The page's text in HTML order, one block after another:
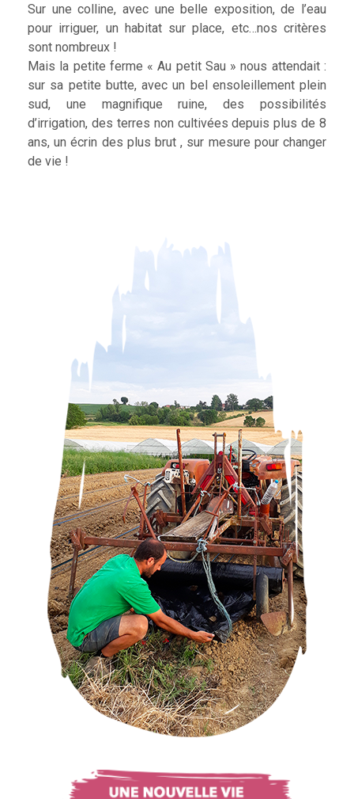
Sur une colline, avec une belle exposition, de l’eau
pour irriguer, un habitat sur place, etc…nos critères
sont nombreux !
Mais la petite ferme « Au petit Sau » nous attendait :
sur sa petite butte, avec un bel ensoleillement plein
sud, une magnifique ruine, des possibilités
d’irrigation, des terres non cultivées depuis plus de 8
ans, un écrin des plus brut , sur mesure pour changer
de vie !